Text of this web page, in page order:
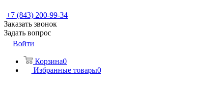
+7 (843) 200-99-34
Заказать звонок
Задать вопрос
Войти
Корзина0
Избранные товары0